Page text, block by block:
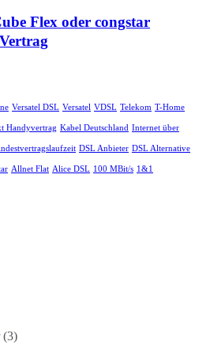
Flex oder congstar
Versatel DSL Versatel VDSL Telekom T-Home
Handyvertrag Kabel Deutschland Internet über
DSL Anbieter DSL Alternative
Allnet Flat Alice DSL 100 MBit/s 1&1
(3)